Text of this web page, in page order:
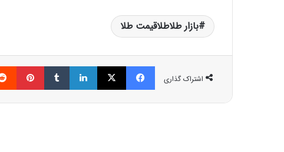
بازار طلاطلاقیمت طلا
اشتراک گذاری
فیسبوک ایکس لینکداین تامبلر پینتریست